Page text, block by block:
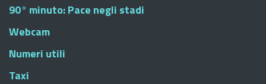
90° minuto: Pace negli stadi
Webcam
Numeri utili
Taxi